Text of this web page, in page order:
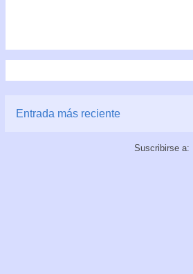
Entrada más reciente
Suscribirse a: